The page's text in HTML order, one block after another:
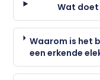
Wat doet
Waarom is het
een erkende